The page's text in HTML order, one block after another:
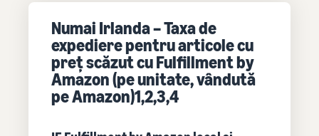
Numai Irlanda – Taxa de
expediere pentru articole cu
preț scăzut cu Fulfillment by
Amazon (pe unitate, vândută
pe Amazon)1,2,3,4